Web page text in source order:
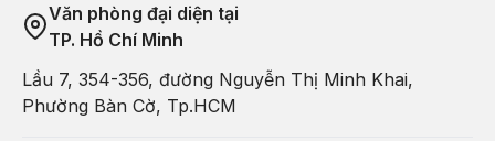
Văn phòng đại diện tại
TP. Hồ Chí Minh
Lầu 7, 354-356, đường Nguyễn Thị Minh Khai,
Phường Bàn Cờ, Tp.HCM